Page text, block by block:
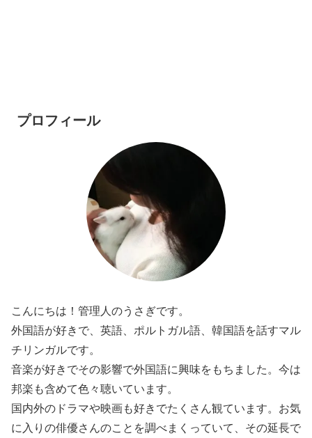
プロフィール
こんにちは！管理人のうさぎです。
外国語が好きで、英語、ポルトガル語、韓国語を話すマル
チリンガルです。
音楽が好きでその影響で外国語に興味をもちました。今は
邦楽も含めて色々聴いています。
国内外のドラマや映画も好きでたくさん観ています。お気
に入りの俳優さんのことを調べまくっていて、その延長で